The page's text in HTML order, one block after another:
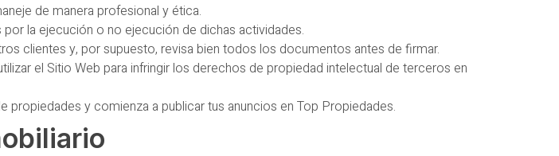
de manera profesional y ética.
la ejecución o no ejecución de dichas actividades.
clientes y, por supuesto, revisa bien todos los documentos antes de firmar.
el Sitio Web para infringir los derechos de propiedad intelectual de terceros en
y comienza a publicar tus anuncios en Top Propiedades.